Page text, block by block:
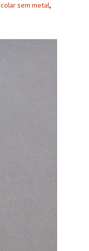
colar sem metal,